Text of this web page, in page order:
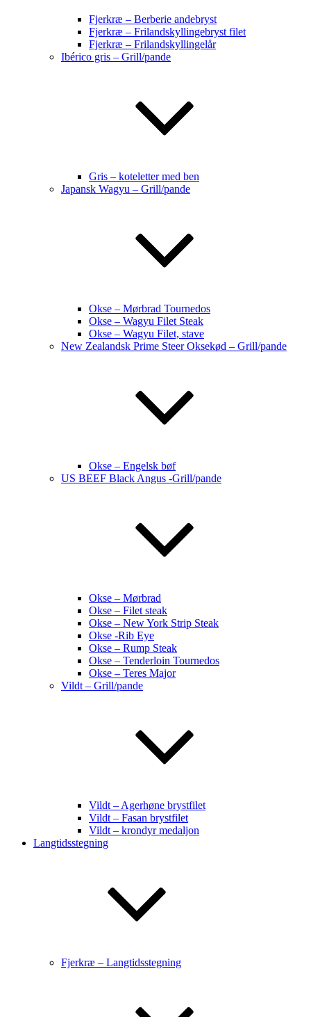
Fjerkræ – Berberie andebryst
Fjerkræ – Frilandskyllingebryst filet
Fjerkræ – Frilandskyllingelår
Ibérico gris – Grill/pande
Gris – koteletter med ben
Japansk Wagyu – Grill/pande
Okse – Mørbrad Tournedos
Okse – Wagyu Filet Steak
Okse – Wagyu Filet, stave
New Zealandsk Prime Steer Oksekød – Grill/pande
Okse – Engelsk bøf
US BEEF Black Angus -Grill/pande
Okse – Mørbrad
Okse – Filet steak
Okse – New York Strip Steak
Okse -Rib Eye
Okse – Rump Steak
Okse – Tenderloin Tournedos
Okse – Teres Major
Vildt – Grill/pande
Vildt – Agerhøne brystfilet
Vildt – Fasan brystfilet
Vildt – krondyr medaljon
Langtidsstegning
Fjerkræ – Langtidsstegning